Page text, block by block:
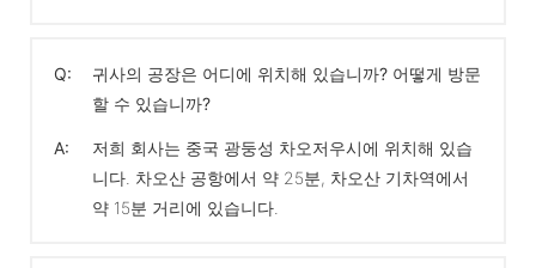
Q:
귀사의 공장은 어디에 위치해 있습니까? 어떻게 방문
할 수 있습니까?
A:
저희 회사는 중국 광둥성 차오저우시에 위치해 있습
니다. 차오산 공항에서 약 25분, 차오산 기차역에서
약 15분 거리에 있습니다.